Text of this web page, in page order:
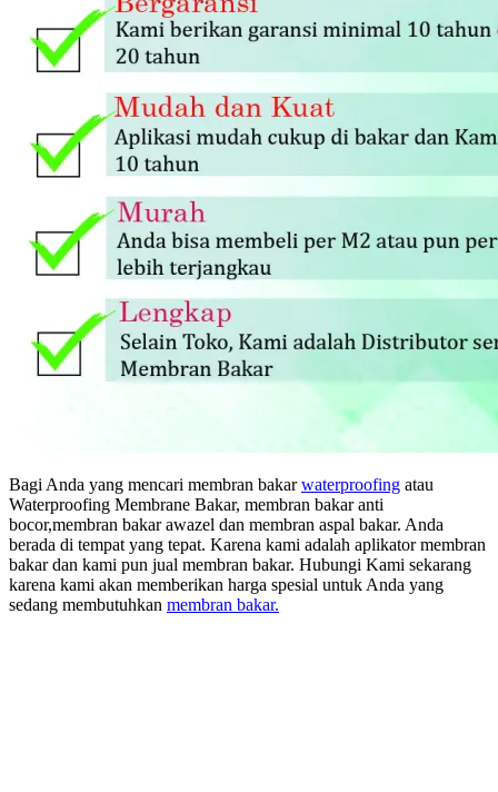
Bagi Anda yang mencari membran bakarwaterproofing atau
Waterproofing Membrane Bakar, membran bakar anti
bocor,membran bakar awazel dan membran aspal bakar. Anda
berada di tempat yang tepat. Karena kami adalah aplikator membran
bakar dan kami pun jual membran bakar. Hubungi Kami sekarang
karena kami akan memberikan harga spesial untuk Anda yang
sedang membutuhkan membran bakar.